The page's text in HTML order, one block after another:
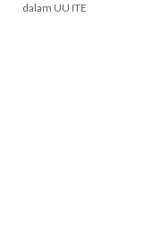
dalam UU ITE